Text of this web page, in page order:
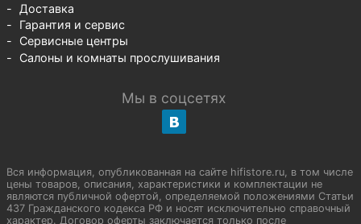
Доставка
Гарантия и сервис
Сервисные центры
Салоны и комнаты прослушивания
Мы в соцсетях
Вся информация, опубликованная на сайте hifistore.ru, в том числе
цены товаров, описания, характеристики и комплектации не
являются публичной офертой, определяемой положениями Статьи
437 Гражданского кодекса РФ и носят исключительно справочный
характер. Договор оферты заключается только после